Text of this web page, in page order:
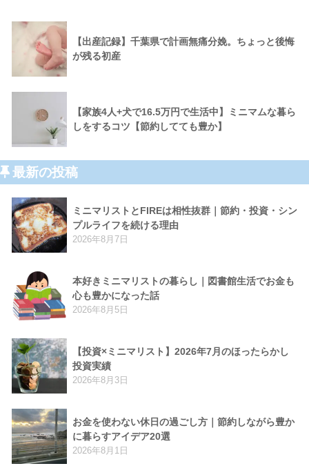
【出産記録】千葉県で計画無痛分娩。ちょっと後悔
が残る初産
【家族4人+犬で16.5万円で生活中】ミニマムな暮ら
しをするコツ【節約してても豊か】
最新の投稿
ミニマリストとFIREは相性抜群｜節約・投資・シン
プルライフを続ける理由
2026年8月7日
本好きミニマリストの暮らし｜図書館生活でお金も
心も豊かになった話
2026年8月5日
【投資×ミニマリスト】2026年7月のほったらかし
投資実績
2026年8月3日
お金を使わない休日の過ごし方｜節約しながら豊か
に暮らすアイデア20選
2026年8月1日